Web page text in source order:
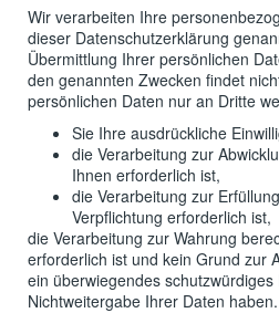
Wir verarbeiten Ihre
dieser Datenschutzerklärung
Übermittlung Ihrer persönlichen
den genannten Zwecken findet
persönlichen Daten nur an Dritte
Sie Ihre ausdrückliche
die Verarbeitung zur
Ihnen erforderlich ist,
die Verarbeitung zur
Verpflichtung erforderlich ist,
die Verarbeitung zur Wahrung
erforderlich ist und kein Grund zur
ein überwiegendes
Nichtweitergabe Ihrer Daten haben.